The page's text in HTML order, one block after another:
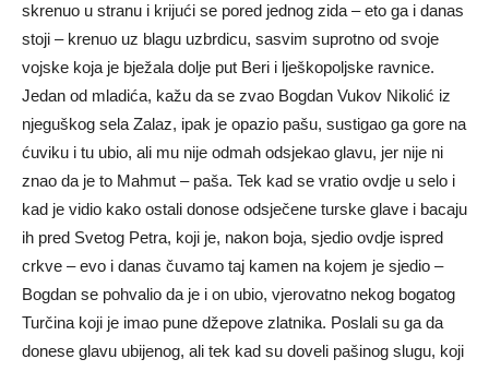
skrenuo u stranu i krijući se pored jednog zida – eto ga i danas
stoji – krenuo uz blagu uzbrdicu, sasvim suprotno od svoje
vojske koja je bježala dolje put Beri i lješkopoljske ravnice.
Jedan od mladića, kažu da se zvao Bogdan Vukov Nikolić iz
njeguškog sela Zalaz, ipak je opazio pašu, sustigao ga gore na
ćuviku i tu ubio, ali mu nije odmah odsjekao glavu, jer nije ni
znao da je to Mahmut – paša. Tek kad se vratio ovdje u selo i
kad je vidio kako ostali donose odsječene turske glave i bacaju
ih pred Svetog Petra, koji je, nakon boja, sjedio ovdje ispred
crkve – evo i danas čuvamo taj kamen na kojem je sjedio –
Bogdan se pohvalio da je i on ubio, vjerovatno nekog bogatog
Turčina koji je imao pune džepove zlatnika. Poslali su ga da
donese glavu ubijenog, ali tek kad su doveli pašinog slugu, koji